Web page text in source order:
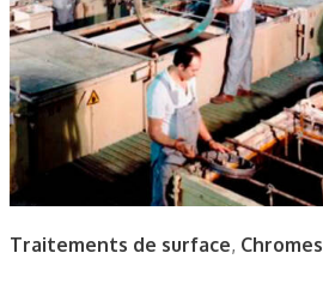
Traitements de surface, Chromes